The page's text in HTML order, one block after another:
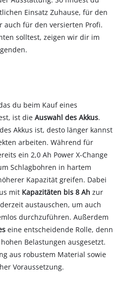
Einsatz Zuhause, für den
auch für den versierten Profi.
solltest, zeigen wir dir im
du beim Kauf eines
ist dieAuswahl des Akkus.
Akkus ist, desto länger kannst
arbeiten. Während für
ein 2,0 Ah Power X-Change
Schlagbohren in hartem
Kapazität greifen. Dabei
mit Kapazitäten bis 8 Ah zur
austauschen, um auch
durchzuführen. Außerdem
eine entscheidende Rolle, denn
Belastungen ausgesetzt.
aus robustem Material sowie
Voraussetzung.